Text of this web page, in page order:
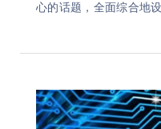
心的话题，全面综合地